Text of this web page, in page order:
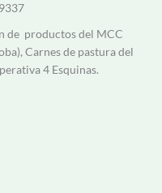
de productos del MCC
Carnes de pastura del
4 Esquinas.